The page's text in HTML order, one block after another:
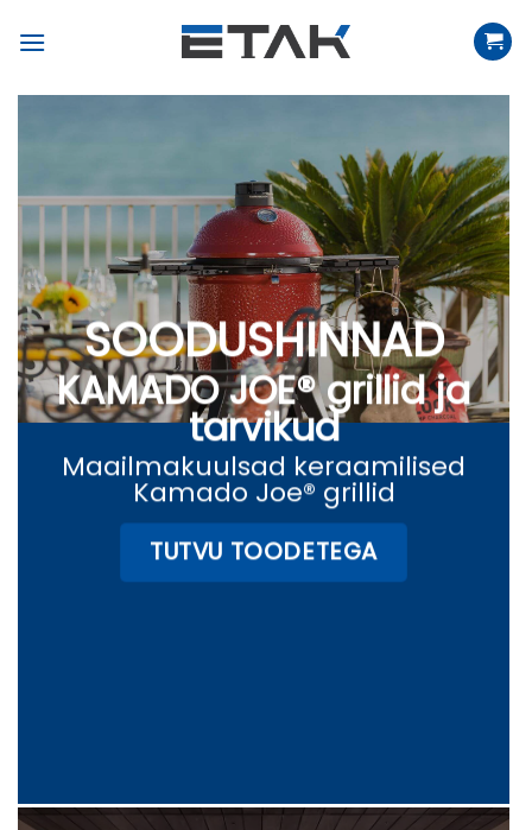
SOODUSHINNAD
KAMADO JOE® grillid ja
tarvikud
Maailmakuulsad keraamilised
Kamado Joe® grillid
TUTVU TOODETEGA